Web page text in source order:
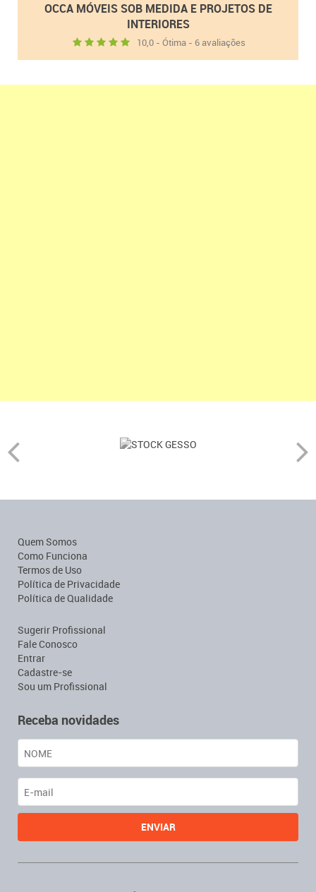
OCCA MÓVEIS SOB MEDIDA E PROJETOS DE
INTERIORES
10,0 - Ótima - 6 avaliações
Quem Somos
Como Funciona
Termos de Uso
Política de Privacidade
Política de Qualidade
Sugerir Profissional
Fale Conosco
Entrar
Cadastre-se
Sou um Profissional
Receba novidades